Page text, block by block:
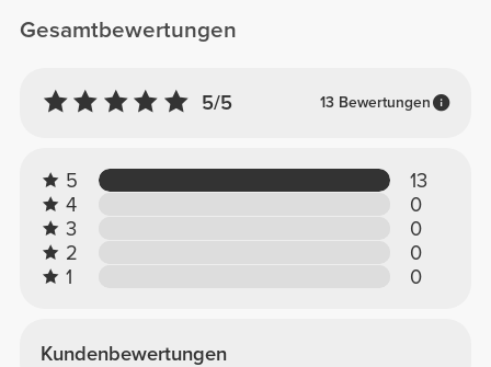
Gesamtbewertungen
5/5 13 Bewertungen
5
13
4
0
3
0
2
0
1
0
Kundenbewertungen